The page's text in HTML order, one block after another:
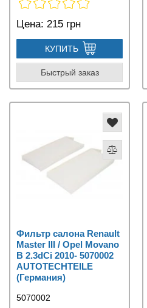
Цена: 215 грн
КУПИТЬ
Быстрый заказ
Фильтр салона Renault
Master III / Opel Movano
B 2.3dCi 2010- 5070002
AUTOTECHTEILE
(Германия)
5070002